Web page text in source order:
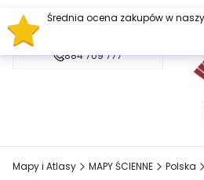
884 709 777
Mapy i Atlasy MAPY ŚCIENNE Polska
Średnia ocena zakupów w